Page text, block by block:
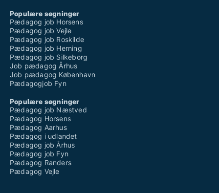
Populære søgninger
Pædagog job Horsens
Pædagog job Vejle
Pædagog job Roskilde
Pædagog job Herning
Pædagog job Silkeborg
Job pædagog Århus
Job pædagog København
Pædagogjob Fyn
Populære søgninger
Pædagog job Næstved
Pædagog Horsens
Pædagog Aarhus
Pædagog i udlandet
Pædagog job Århus
Pædagog job Fyn
Pædagog Randers
Pædagog Vejle